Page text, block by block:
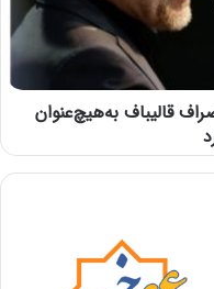
قالیباف به‌هیچ‌عنوان